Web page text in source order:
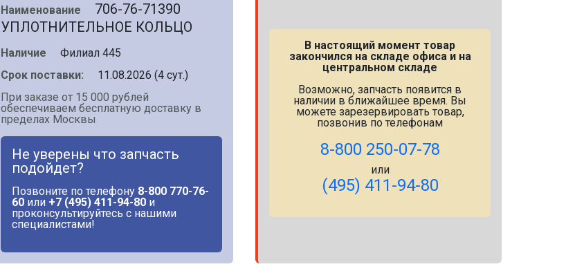
Наименование
706-76-71390
УПЛОТНИТЕЛЬНОЕ КОЛЬЦО
Наличие
Филиал 445
Срок поставки:
11.08.2026 (4 сут.)
При заказе от 15 000 рублей
обеспечиваем бесплатную доставку в
пределах Москвы
Не уверены что запчасть
подойдет?
Позвоните по телефону 8-800 770-76-
60 или +7 (495) 411-94-80 и
проконсультируйтесь с нашими
специалистами!
В настоящий момент товар
закончился на складе офиса и на
центральном складе
Возможно, запчасть появится в
наличии в ближайшее время. Вы
можете зарезервировать товар,
позвонив по телефонам
8-800 250-07-78
или
(495) 411-94-80